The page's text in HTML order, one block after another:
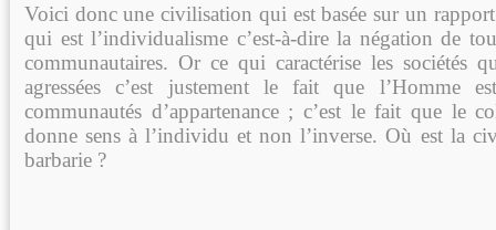
Voici donc une civilisation qui est basée sur un
qui est l’individualisme c’est-à-dire la négation de
communautaires. Or ce qui caractérise les sociétés
agressées c’est justement le fait que l’Homme
communautés d’appartenance ; c’est le fait que le
donne sens à l’individu et non l’inverse. Où est la
barbarie ?